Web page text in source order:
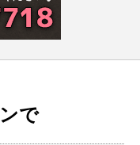
で